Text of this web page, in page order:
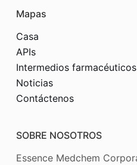
Mapas
Casa
APIs
Intermedios farmacéuticos
Noticias
Contáctenos
SOBRE NOSOTROS
Essence Medchem